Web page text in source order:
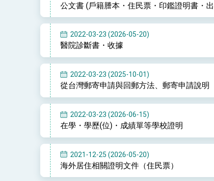
總統主持「守護民主台灣國安行動方
變局中 奮起的新臺灣 總統發表國慶
總統發表執政周年談話 盼面對未來
賴總統就職演說影片
總統重要談話
外交部重要言論
我國政府將在美國亞利桑納州設立「駐
公文書 (戶籍謄本・住民票・印鑑證明書・
2022-03-23 (2026-05-20)
醫院診斷書・收據
2022-03-23 (2025-10-01)
從台灣郵寄申請與回郵方法、郵寄申請說明
2022-03-23 (2026-06-15)
在學・學歷(位)・成績單等學校證明
2021-12-25 (2026-05-20)
海外居住相關證明文件（住民票）